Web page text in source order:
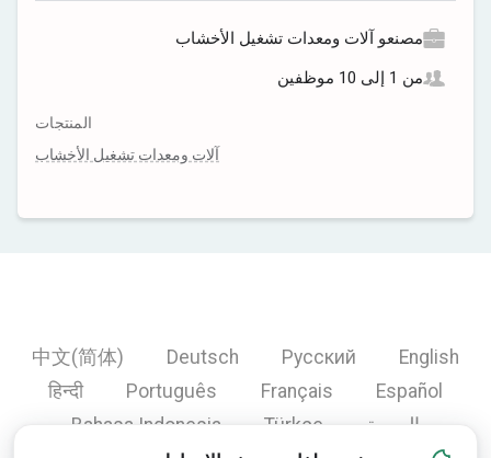
مصنعو آلات ومعدات تشغيل الأخشاب
من 1 إلى 10 موظفين
المنتجات
آلات ومعدات تشغيل الأخشاب
English
Русский
Deutsch
中文(简体)
Español
Français
Português
हिन्दी
العربية
Türkçe
Bahasa Indonesia